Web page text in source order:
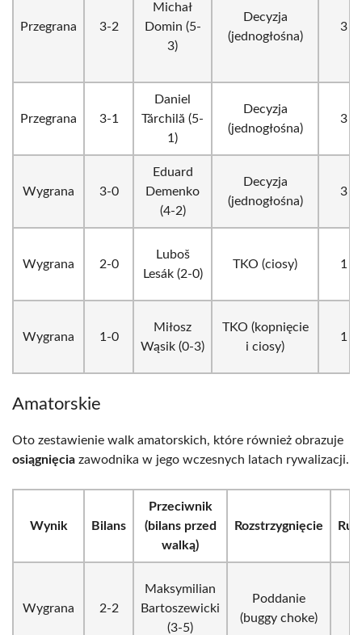
Przegrana 3-2
Michał
Domin (5-
3)
Decyzja
(jednogłośna)
3
Przegrana 3-1
Daniel
Tărchilă (5-
1)
Decyzja
(jednogłośna)
3
Wygrana 3-0
Eduard
Demenko
(4-2)
Decyzja
(jednogłośna)
3
Wygrana 2-0
Luboš
Lesák (2-0)
TKO (ciosy) 1
Wygrana 1-0
Miłosz
Wąsik (0-3)
TKO (kopnięcie
i ciosy)
1
Amatorskie
Oto zestawienie walk amatorskich, które również obrazuje
osiągnięcia zawodnika w jego wczesnych latach rywalizacji.
Wynik Bilans
Przeciwnik
(bilans przed
walką)
Rozstrzygnięcie
Wygrana 2-2
Maksymilian
Bartoszewicki
(3-5)
Poddanie
(buggy choke)